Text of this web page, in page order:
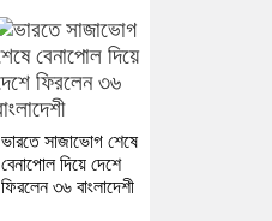
ভারতে সাজাভোগ শেষে
বেনাপোল দিয়ে দেশে
ফিরলেন ৩৬ বাংলাদেশী